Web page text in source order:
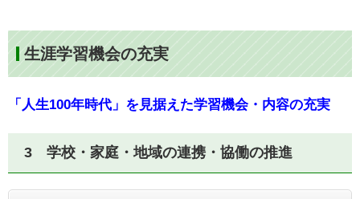
生涯学習機会の充実
「人生100年時代」を見据えた学習機会・内容の充実
3 学校・家庭・地域の連携・協働の推進​